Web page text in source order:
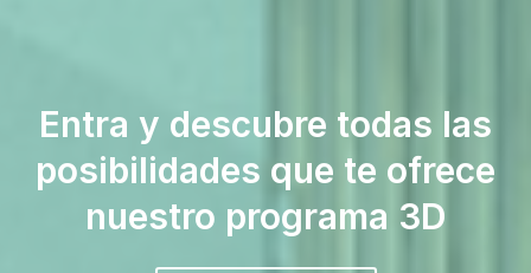
Entra y descubre todas las
posibilidades que te ofrece
nuestro programa 3D